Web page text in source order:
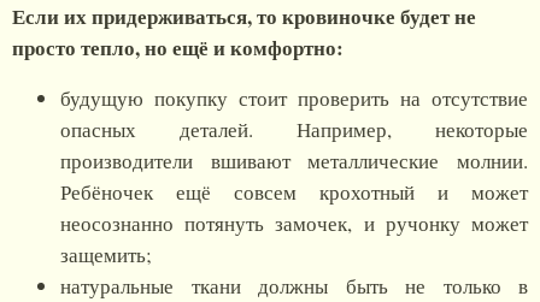
Если их придерживаться, то кровиночке будет не
просто тепло, но ещё и комфортно:
будущую покупку стоит проверить на отсутствие
опасных деталей. Например, некоторые
производители вшивают металлические молнии.
Ребёночек ещё совсем крохотный и может
неосознанно потянуть замочек, и ручонку может
защемить;
натуральные ткани должны быть не только в